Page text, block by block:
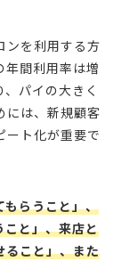
ンを利用する方
年間利用率は増
パイの大きく
には、新規顧客
ート化が重要で
もらうこと」、
こと」、来店と
ること」、また